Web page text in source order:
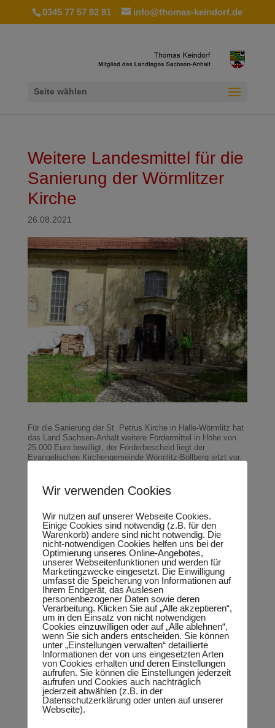
0345 77 57 92 81 info@thomas-keindorf.de
Seite wählen
Weitere Landesmittel für die
Sanierung der Wörmlitzer
Kirche
26.08.2021
Für die Sanierung der St. Petrus Kirche in Halle-Wörmlitz hat
das Land Sachsen-Anhalt weitere Fördermittel in Höhe von
25.000 Euro bewilligt, der Förderbescheid liegt der
Evangelischen Kirchengemeinde Wörmlitz-Böllberg jetzt vor.
Saaleradweg vollendet werden“, freut sich der CDU-
Landtagsabgeordnete Thomas Keindorf, der zusammen mit
Projekt unterstützt. Die Gesamtinvestition für den aktuellen
Bauabschnitt beläuft sich nach Angaben des Kirchbauvereins
der St. Petruskirche Halle-Wörmlitz auf rund 190.000 Euro.
Mit dem Geld wird das Kirchenschiff innen instand gesetzt.
Dafür stehen auch Lotto-Gelder in Höhe von 41.000 Euro und
Fördermittel der Deutschen Stiftung Denkmalschutz (DSD)
zur Verfügung. Neben Innenputz- und Fensterarbeiten werden
energetische Maßnahmen und innovative Verfahren zur
Senkung der hohen Luftfeuchtigkeit als präventive
Maßnahme gegen Hausschwamm umgesetzt. Künftig ist
auch eine Nutzung des Kirchengebäudes in der kalten
Jahreszeit problemlos möglich. „Alle freuen sich, wenn die
Sanierung der Kirche abgeschlossen ist und wieder für
Gottesdienste, Konzerte und Veranstaltungen mit Schulen zur
Verfügung steht“, fasst Keindorf die Stimmung vor Ort
zusammen. Mit insgesamt 85.000 Euro hat das Land die
Sanierung bisher gefördert. Die Gesamtkosten der
gegenwärtigen Baumaßnahmen belaufen sich auf etwa 1
Million Euro.
Wir verwenden Cookies
Wir nutzen auf unserer Webseite Cookies.
Einige Cookies sind notwendig (z.B. für den
Warenkorb) andere sind nicht notwendig. Die
nicht-notwendigen Cookies helfen uns bei der
Optimierung unseres Online-Angebotes,
unserer Webseitenfunktionen und werden für
Marketingzwecke eingesetzt. Die Einwilligung
umfasst die Speicherung von Informationen auf
Ihrem Endgerät, das Auslesen
personenbezogener Daten sowie deren
Verarbeitung. Klicken Sie auf „Alle akzeptieren“,
um in den Einsatz von nicht notwendigen
Cookies einzuwilligen oder auf „Alle ablehnen“,
wenn Sie sich anders entscheiden. Sie können
unter „Einstellungen verwalten“ detaillierte
Informationen der von uns eingesetzten Arten
von Cookies erhalten und deren Einstellungen
aufrufen. Sie können die Einstellungen jederzeit
aufrufen und Cookies auch nachträglich
jederzeit abwählen (z.B. in der
Datenschutzerklärung oder unten auf unserer
Webseite).